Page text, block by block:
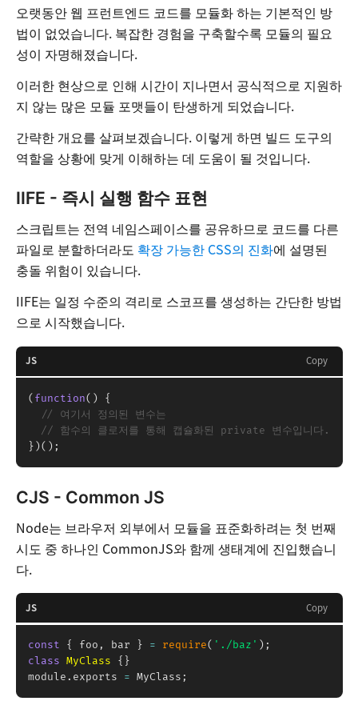
오랫동안 웹 프런트엔드 코드를 모듈화 하는 기본적인 방
법이 없었습니다. 복잡한 경험을 구축할수록 모듈의 필요
성이 자명해졌습니다.
이러한 현상으로 인해 시간이 지나면서 공식적으로 지원하
지 않는 많은 모듈 포맷들이 탄생하게 되었습니다.
간략한 개요를 살펴보겠습니다. 이렇게 하면 빌드 도구의
역할을 상황에 맞게 이해하는 데 도움이 될 것입니다.
IIFE - 즉시 실행 함수 표현
스크립트는 전역 네임스페이스를 공유하므로 코드를 다른
파일로 분할하더라도 확장 가능한 CSS의 진화에 설명된
충돌 위험이 있습니다.
IIFE는 일정 수준의 격리로 스코프를 생성하는 간단한 방법
으로 시작했습니다.
JS Copy
( function( )
{
// 여기서 정의된 변수는
// 함수의 클로저를 통해 캡슐화된 private 변수입니다.
} )( ) ;
CJS - Common JS
Node는 브라우저 외부에서 모듈을 표준화하려는 첫 번째
시도 중 하나인 CommonJS와 함께 생태계에 진입했습니
다.
JS Copy
const { foo , bar } = require( './baz' ) ;
class
MyClass { }
module . exports = MyClass ;